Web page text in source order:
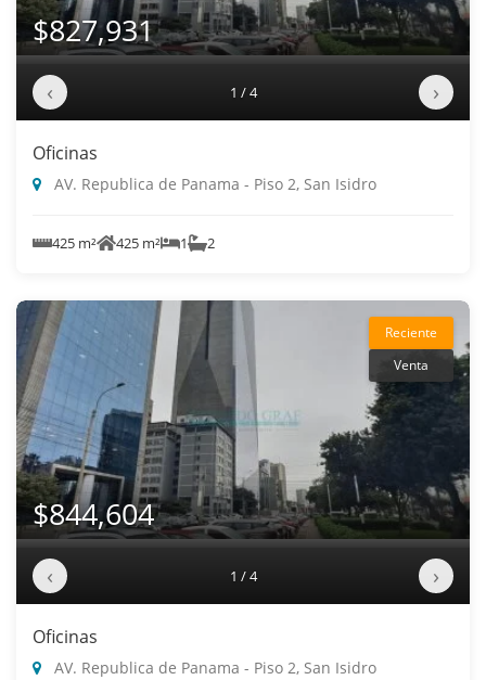
$827,931
‹ 1 / 4 ›
Oficinas
AV. Republica de Panama - Piso 2, San Isidro
425 m² 425 m² 1 2
Reciente
Venta
$844,604
‹ 1 / 4 ›
Oficinas
AV. Republica de Panama - Piso 2, San Isidro